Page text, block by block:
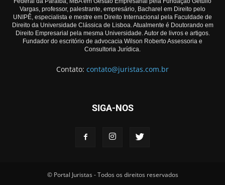
Vargas, professor, palestrante, empresário, Bacharel em Direito pelo
UNIPÊ, especialista e mestre em Direito Internacional pela Faculdade de
Direito da Universidade Clássica de Lisboa. Atualmente é Doutorando em
Direito Empresarial pela mesma Universidade. Autor de livros e artigos.
Fundador do escritório de advocacia Wilson Roberto Assessoria e
Consultoria Jurídica.
Contato: contato@juristas.com.br
SIGA-NOS
© Portal Juristas - Todos os direitos reservados